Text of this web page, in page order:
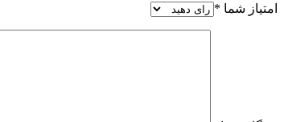
امتیاز شما *